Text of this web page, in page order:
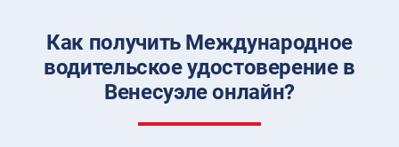
Как получить Международное
водительское удостоверение в
Венесуэле онлайн?